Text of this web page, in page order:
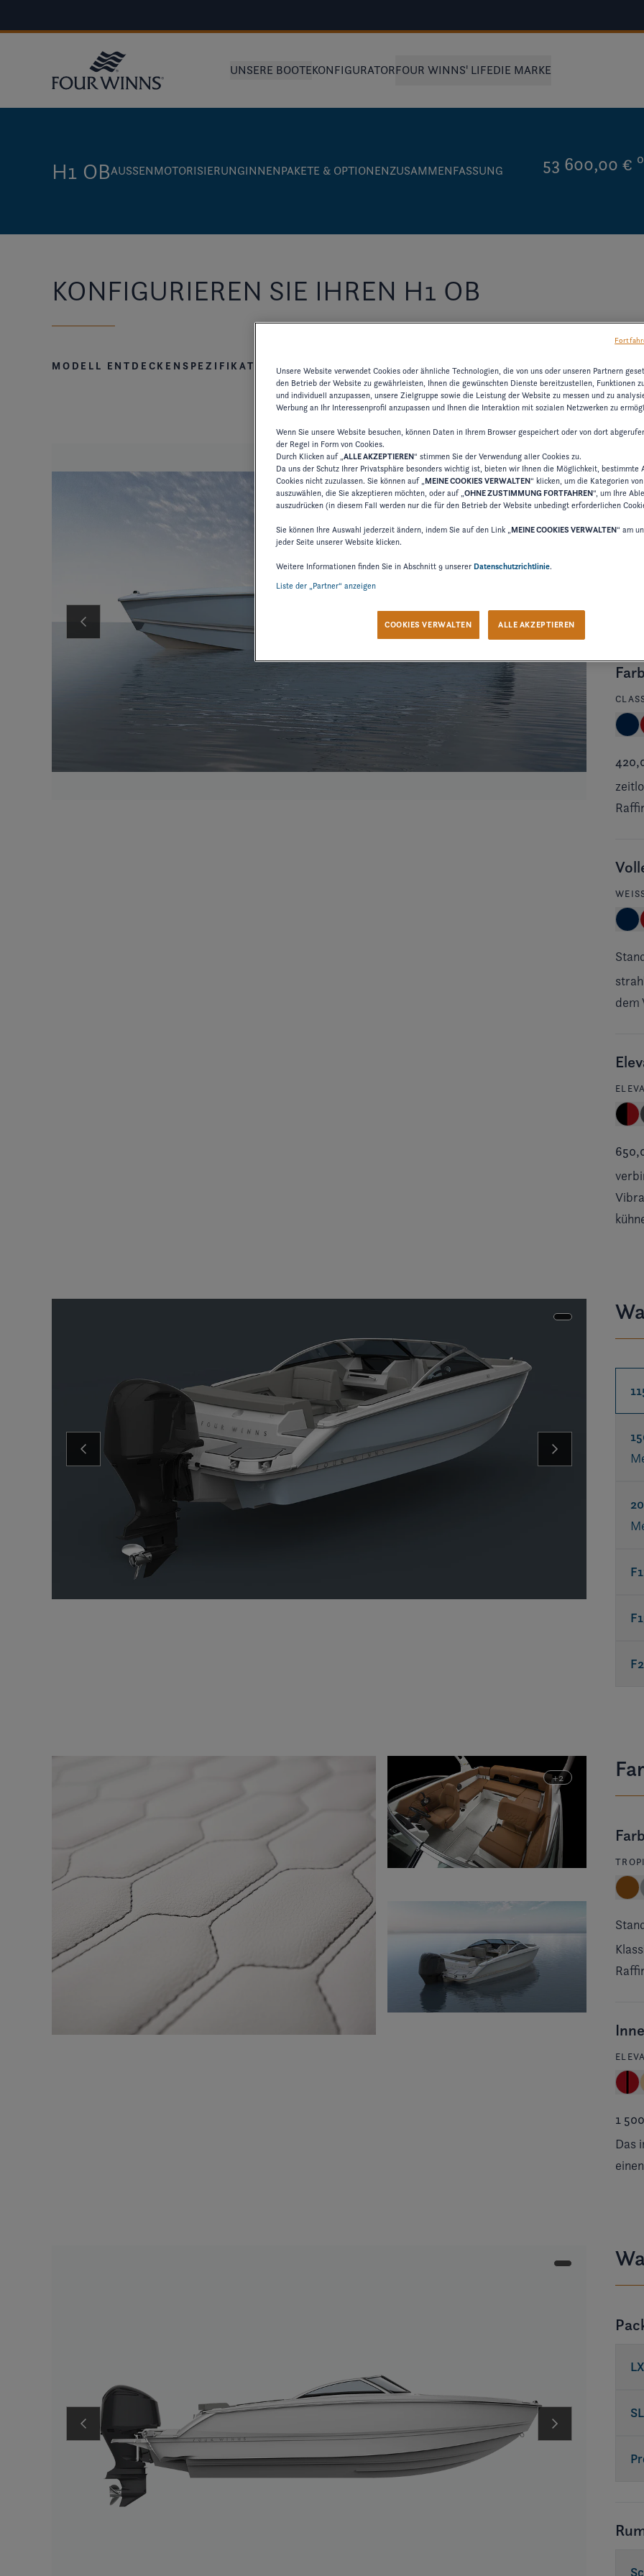
UNSERE BOOTEKONFIGURATORFOUR WINNS' LIFEDIE MARKE
H1 OBAUSSEN MOTORISIERUNGINNENPAKETE & OPTIONENZUSAMMENFASSUNG 53 600,00 €
KONFIGURIEREN SIE IHREN H1 OB
MODELL ENTDECKEN SPEZIFIKATIONEN UND STANDARDOPTIONEN BOOT WECHSELN
WEISS
dem
1
Das
Unsere Website verwendet Cookies oder ähnliche Technologien, die von uns oder unseren Partnern
den Betrieb der Website zu gewährleisten, Ihnen die gewünschten Dienste bereitzustellen, Funktionen
und individuell anzupassen, unsere Zielgruppe sowie die Leistung der Website zu messen und zu
Werbung an Ihr Interessenprofil anzupassen und Ihnen die Interaktion mit sozialen Netzwerken zu
Wenn Sie unsere Website besuchen, können Daten in Ihrem Browser gespeichert oder von dort
der Regel in Form von Cookies.
Durch Klicken auf „ALLE AKZEPTIEREN“ stimmen Sie der Verwendung aller Cookies zu.
Da uns der Schutz Ihrer Privatsphäre besonders wichtig ist, bieten wir Ihnen die Möglichkeit, bestimmte
Cookies nicht zuzulassen. Sie können auf „MEINE COOKIES VERWALTEN“ klicken, um die Kategorien
auszuwählen, die Sie akzeptieren möchten, oder auf „OHNE ZUSTIMMUNG FORTFAHREN“, um Ihre
auszudrücken (in diesem Fall werden nur die für den Betrieb der Website unbedingt erforderlichen
Sie können Ihre Auswahl jederzeit ändern, indem Sie auf den Link „MEINE COOKIES VERWALTEN“ am
jeder Seite unserer Website klicken.
Weitere Informationen finden Sie in Abschnitt 9 unserer Datenschutzrichtlinie.
Liste der „Partner“ anzeigen
COOKIES VERWALTEN ALLE AKZEPTIEREN